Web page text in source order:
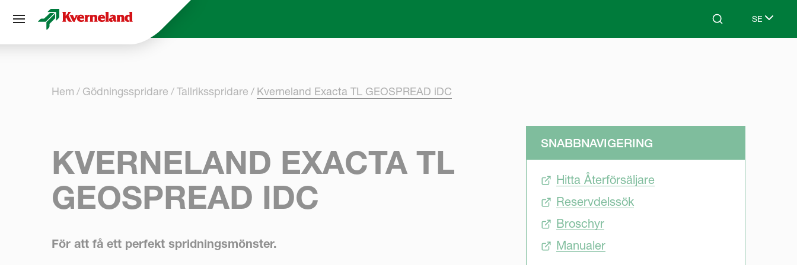
Search SE
Select
Hem Gödningsspridare Tallriksspridare Kverneland Exacta TL GEOSPREAD iDC
KVERNELAND EXACTA TL
GEOSPREAD IDC
För att få ett perfekt spridningsmönster.
SNABBNAVIGERING
Hitta Återförsäljare
Reservdelssök
Broschyr
Manualer
Cookie- hanteringspanel